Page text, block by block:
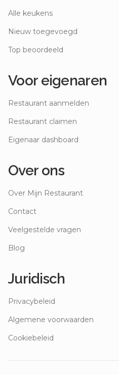
Alle keukens
Nieuw toegevoegd
Top beoordeeld
Voor eigenaren
Restaurant aanmelden
Restaurant claimen
Eigenaar dashboard
Over ons
Over Mijn Restaurant
Contact
Veelgestelde vragen
Blog
Juridisch
Privacybeleid
Algemene voorwaarden
Cookiebeleid